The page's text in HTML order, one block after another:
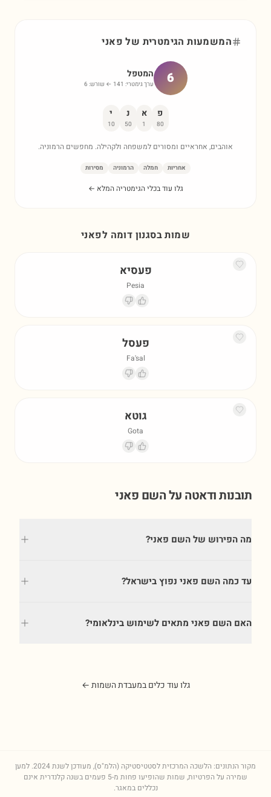
המשמעות הגימטרית של פאני
6 המטפל
ערך גימטרי: 141 ← שורש: 6
פ
80
א
1
נ
50
י
10
אוהבים, אחראיים ומסורים למשפחה ולקהילה. מחפשים הרמוניה.
אחריות חמלה הרמוניה מסירות
גלו עוד בכלי הגימטריה המלא ←
שמות בסגנון דומה לפאני
פעסיא
Pesia
פעסל
Fa'sal
גוטא
Gota
תובנות ודאטה על השם פאני
מה הפירוש של השם פאני?
עד כמה השם פאני נפוץ בישראל?
האם השם פאני מתאים לשימוש בינלאומי?
גלו עוד כלים במעבדת השמות ←
מקור הנתונים: הלשכה המרכזית לסטטיסטיקה (הלמ"ס), מעודכן לשנת2024. למען
שמירה על הפרטיות, שמות שהופיעו פחות מ-5 פעמים בשנה קלנדרית אינם
נכללים במאגר.